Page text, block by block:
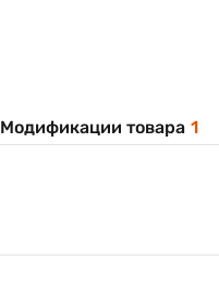
Модификации товара 1